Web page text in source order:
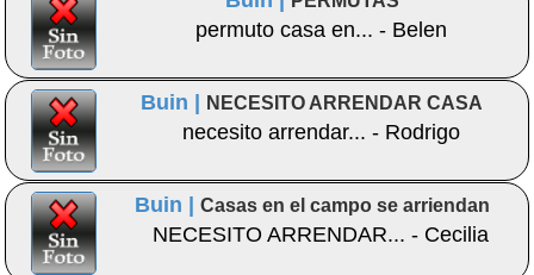
permuto casa en... - Belen
Buin | NECESITO ARRENDAR CASA
necesito arrendar... - Rodrigo
Buin | Casas en el campo se arriendan
NECESITO ARRENDAR... - Cecilia